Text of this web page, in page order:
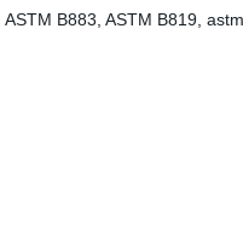
B883, ASTM B819,